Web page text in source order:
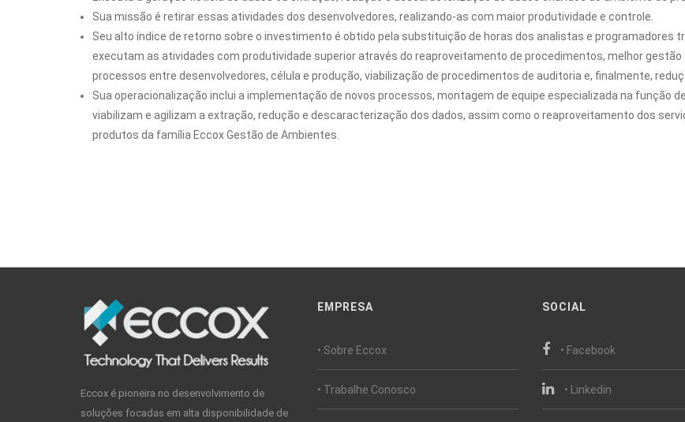
Sua missão é retirar essas atividades dos desenvolvedores, realizando-as com maior produtividade e controle.
Seu alto índice de retorno sobre o investimento é obtido pela substituição de horas dos analistas e programadores
executam as atividades com produtividade superior através do reaproveitamento de procedimentos, melhor
processos entre desenvolvedores, célula e produção, viabilização de procedimentos de auditoria e, finalmente,
Sua operacionalização inclui a implementação de novos processos, montagem de equipe especializada na função
viabilizam e agilizam a extração, redução e descaracterização dos dados, assim como o reaproveitamento dos
produtos da família Eccox Gestão de Ambientes.
Eccox é pioneira no desenvolvimento de
soluções focadas em alta disponibilidade de
EMPRESA
• Sobre Eccox
• Trabalhe Conosco
SOCIAL
• Facebook
• Linkedin